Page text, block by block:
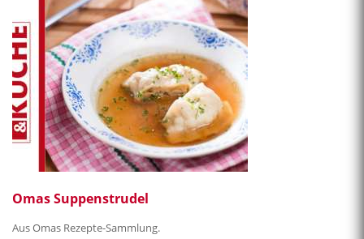
Omas Suppenstrudel
Aus Omas Rezepte-Sammlung.